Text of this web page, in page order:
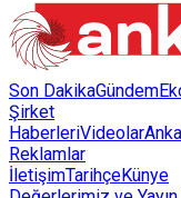
Son DakikaGündem
Şirket
HaberleriVideolar
Reklamlar
İletişimTarihçeKünye